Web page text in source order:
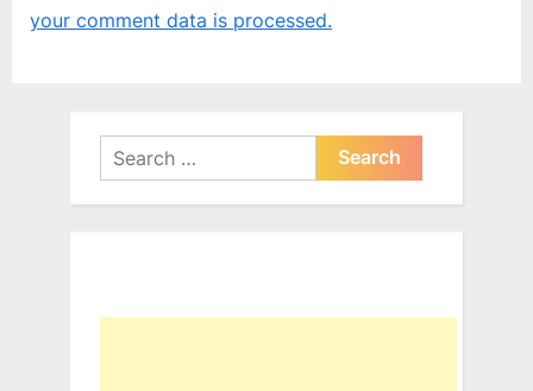
your comment data is processed.
Search
for: